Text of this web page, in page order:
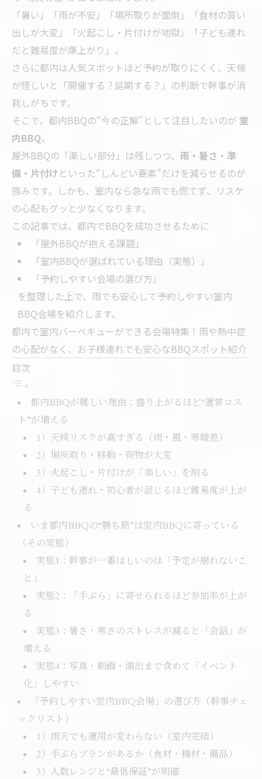
「暑い」「雨が不安」「場所取りが面倒」「食材の買い
出しが大変」「火起こし・片付けが地獄」「子ども連れ
だと難易度が爆上がり」。
さらに都内は人気スポットほど予約が取りにくく、天候
が怪しいと「開催する？延期する？」の判断で幹事が消
耗しがちです。
そこで、都内BBQの“今の正解”として注目したいのが 室
内BBQ。
屋外BBQの「楽しい部分」は残しつつ、 雨・暑さ・準
備・片付け といった“しんどい要素”だけを減らせるのが
強みです。しかも、室内なら急な雨でも慌てず、リスケ
の心配もグッと少なくなります。
この記事では、都内でBBQを成功させるために
「屋外BBQが抱える課題」
「室内BBQが選ばれている理由（実態）」
「予約しやすい会場の選び方」
を整理した上で、雨でも安心して予約しやすい室内
BBQ会場を紹介します。
都内で室内バーベキューができる会場特集！雨や熱中症
の心配がなく、お子様連れでも安心なBBQスポット紹介
目次
都内BBQが難しい理由：盛り上がるほど“運営コス
ト”が増える
1）天候リスクが高すぎる（雨・風・寒暖差）
2）場所取り・移動・荷物が大変
3）火起こし・片付けが「楽しい」を削る
4）子ども連れ・初心者が混じるほど難易度が上が
る
いま都内BBQの“勝ち筋”は室内BBQに寄っている
（その実態）
実態1：幹事が一番ほしいのは「予定が崩れないこ
と」
実態2：「手ぶら」に寄せられるほど参加率が上が
る
実態3：暑さ・寒さのストレスが減ると「会話」が
増える
実態4：写真・動画・演出まで含めて「イベント
化」しやすい
「予約しやすい室内BBQ会場」の選び方（幹事チェ
ックリスト）
1）雨天でも運用が変わらない（室内完結）
2）手ぶらプランがあるか（食材・機材・備品）
3）人数レンジと“最低保証”が明確